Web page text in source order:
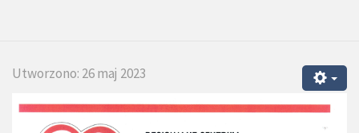
Utworzono: 26 maj 2023